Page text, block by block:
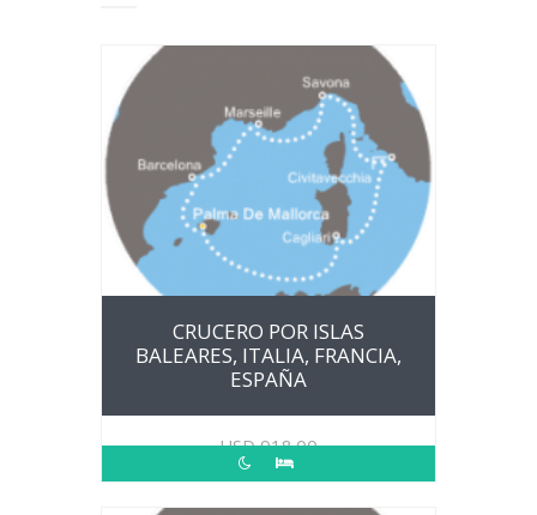
CRUCERO POR ISLAS
BALEARES, ITALIA, FRANCIA,
ESPAÑA
USD918.00